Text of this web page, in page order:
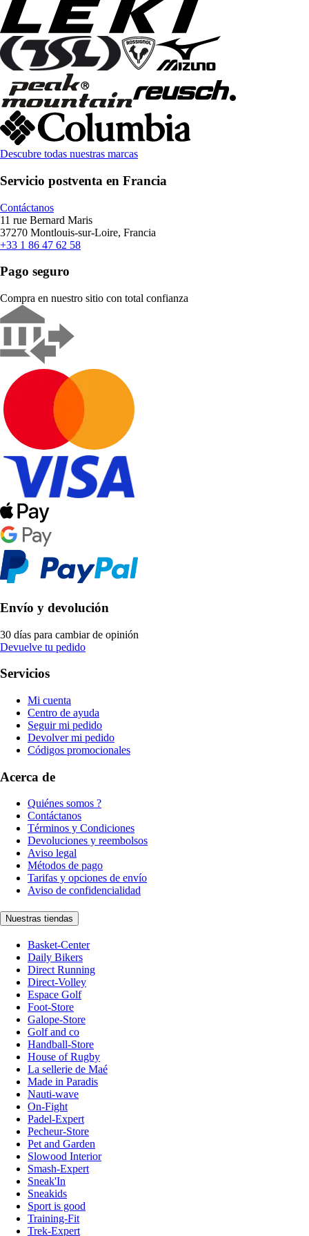
Descubre todas nuestras marcas
Servicio postventa en Francia
Contáctanos
11 rue Bernard Maris
37270 Montlouis-sur-Loire, Francia
+33 1 86 47 62 58
Pago seguro
Compra en nuestro sitio con total confianza
Envío y devolución
30 días para cambiar de opinión
Devuelve tu pedido
Servicios
Mi cuenta
Centro de ayuda
Seguir mi pedido
Devolver mi pedido
Códigos promocionales
Acerca de
Quiénes somos ?
Contáctanos
Términos y Condiciones
Devoluciones y reembolsos
Aviso legal
Métodos de pago
Tarifas y opciones de envío
Aviso de confidencialidad
Nuestras tiendas
Basket-Center
Daily Bikers
Direct Running
Direct-Volley
Espace Golf
Foot-Store
Galope-Store
Golf and co
Handball-Store
House of Rugby
La sellerie de Maé
Made in Paradis
Nauti-wave
On-Fight
Padel-Expert
Pecheur-Store
Pet and Garden
Slowood Interior
Smash-Expert
Sneak'In
Sneakids
Sport is good
Training-Fit
Trek-Expert